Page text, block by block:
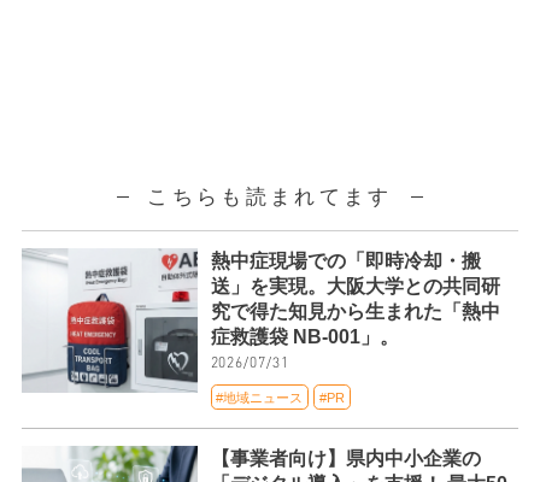
こちらも読まれてます
熱中症現場での「即時冷却・搬
送」を実現。大阪大学との共同研
究で得た知見から生まれた「熱中
症救護袋 NB-001」。
2026/07/31
#地域ニュース #PR
【事業者向け】県内中小企業の